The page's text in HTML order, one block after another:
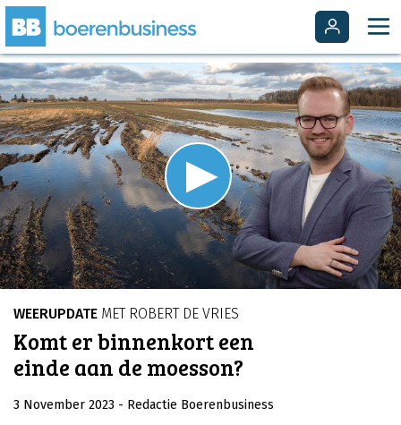
Video
Player
loading.Play
Video
WEERUPDATE MET ROBERT DE VRIES
Komt er binnenkort een
einde aan de moesson?
3 November 2023 - Redactie Boerenbusiness